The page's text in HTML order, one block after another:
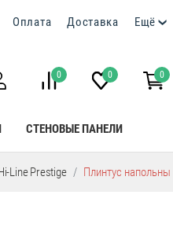
Оплата Доставка Ещё
0 0 0
СТЕНОВЫЕ ПАНЕЛИ
Line Prestige Плинтус